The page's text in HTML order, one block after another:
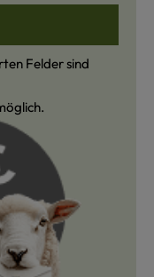
Felder sind